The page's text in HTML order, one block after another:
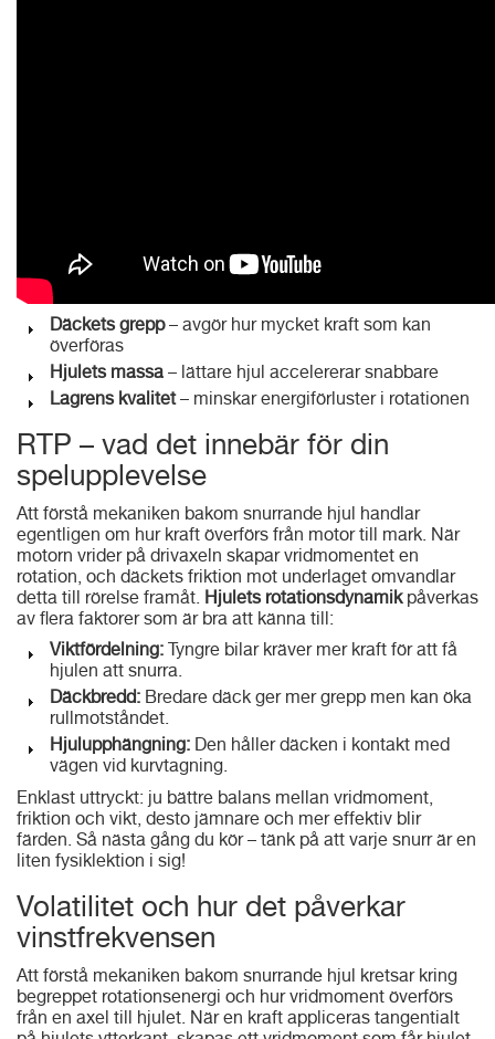
Däckets grepp– avgör hur mycket kraft som kan
överföras
Hjulets massa – lättare hjul accelererar snabbare
Lagrens kvalitet– minskar energiförluster i rotationen
RTP – vad det innebär för din
spelupplevelse
Att förstå mekaniken bakom snurrande hjul handlar
egentligen om hur kraft överförs från motor till mark. När
motorn vrider på drivaxeln skapar vridmomentet en
rotation, och däckets friktion mot underlaget omvandlar
detta till rörelse framåt. Hjulets rotationsdynamikpåverkas
av flera faktorer som är bra att känna till:
Viktfördelning: Tyngre bilar kräver mer kraft för att få
hjulen att snurra.
Däckbredd: Bredare däck ger mer grepp men kan öka
rullmotståndet.
Hjulupphängning: Den håller däcken i kontakt med
vägen vid kurvtagning.
Enklast uttryckt: ju bättre balans mellan vridmoment,
friktion och vikt, desto jämnare och mer effektiv blir
färden. Så nästa gång du kör – tänk på att varje snurr är en
liten fysiklektion i sig!
Volatilitet och hur det påverkar
vinstfrekvensen
Att förstå mekaniken bakom snurrande hjul kretsar kring
begreppet rotationsenergi och hur vridmoment överförs
från en axel till hjulet. När en kraft appliceras tangentialt